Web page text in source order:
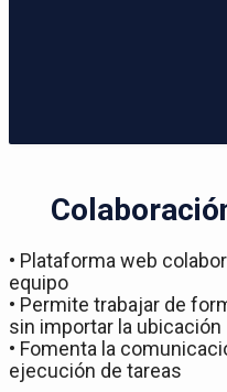
• Plataforma web
equipo
• Permite trabajar de
sin importar la ubicación
• Fomenta la
ejecución de tareas